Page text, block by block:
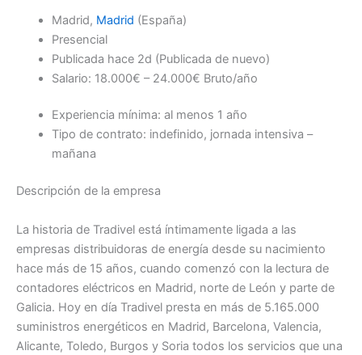
Madrid, Madrid (España)
Presencial
Publicada hace 2d (Publicada de nuevo)
Salario: 18.000€ – 24.000€ Bruto/año
Experiencia mínima: al menos 1 año
Tipo de contrato: indefinido, jornada intensiva –
mañana
Descripción de la empresa
La historia de Tradivel está íntimamente ligada a las
empresas distribuidoras de energía desde su nacimiento
hace más de 15 años, cuando comenzó con la lectura de
contadores eléctricos en Madrid, norte de León y parte de
Galicia. Hoy en día Tradivel presta en más de 5.165.000
suministros energéticos en Madrid, Barcelona, Valencia,
Alicante, Toledo, Burgos y Soria todos los servicios que una